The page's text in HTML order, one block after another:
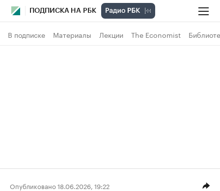
ПОДПИСКА НА РБК
В подписке Материалы Лекции The Economist
Опубликовано 18.06.2026, 19:22